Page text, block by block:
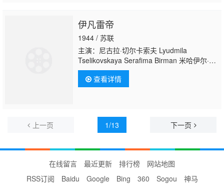
伊凡雷帝
1944 / 苏联
主演：尼古拉·切尔卡索夫 Lyudmila
Tselikovskaya Serafima Birman 米哈伊尔·纳
兹瓦诺夫 米哈伊尔·扎罗夫 Amvrosi
Buchma 米哈伊尔·库兹涅佐夫 帕维尔·卡道奇
尼科夫 安德烈·阿布里科索夫 Maksim
查看详情
上一页 1/13 下一页
在线留言 最近更新 排行榜
网站地图
RSS订阅
Baidu Google Bing 360 Sogou 神马